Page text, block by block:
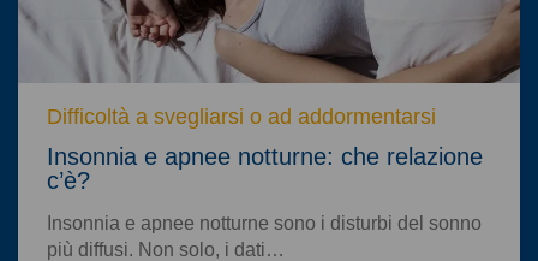
Difficoltà a svegliarsi o ad addormentarsi
Insonnia e apnee notturne: che relazione
c’è?
Insonnia e apnee notturne sono i disturbi del sonno
più diffusi. Non solo, i dati…